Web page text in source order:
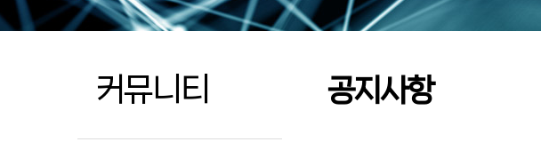
커뮤니티 공지사항